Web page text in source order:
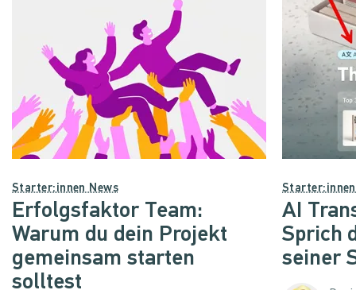
Starter:innen News
Erfolgsfaktor Team:
Warum du dein Projekt
gemeinsam starten
solltest
AI
Sprich
seiner